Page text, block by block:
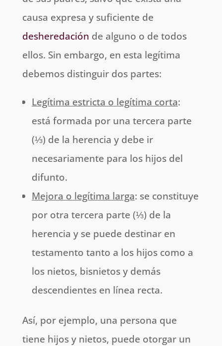
causa expresa y suficiente de
desheredación de alguno o de todos
ellos. Sin embargo, en esta legítima
debemos distinguir dos partes:
Legítima estricta o legítima corta:
está formada por una tercera parte
(⅓) de la herencia y debe ir
necesariamente para los hijos del
difunto.
Mejora o legítima larga: se constituye
por otra tercera parte (⅓) de la
herencia y se puede destinar en
testamento tanto a los hijos como a
los nietos, bisnietos y demás
descendientes en línea recta.
Así, por ejemplo, una persona que
tiene hijos y nietos, puede otorgar un